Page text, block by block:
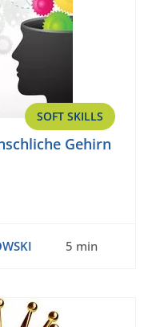
SOFT SKILLS
Gehirn
5 min